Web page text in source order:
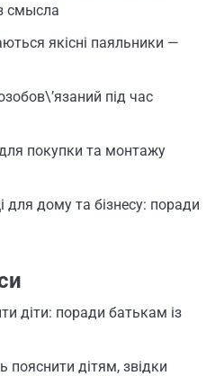
смысла
якісні паяльники —
під час
покупки та монтажу
для дому та бізнесу: поради
діти: поради батькам із
дітям, звідки